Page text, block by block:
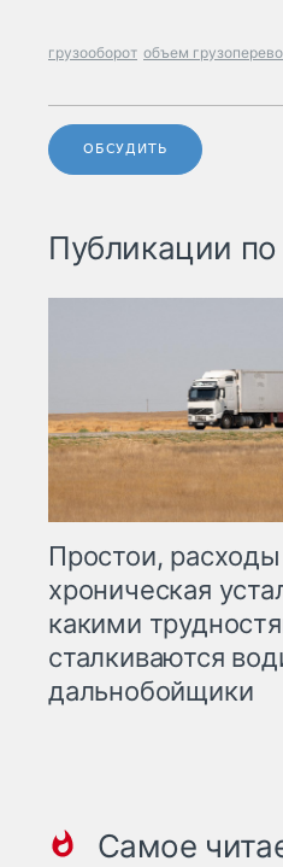
грузооборот объем
ОБСУДИТЬ
Публикации
Простои,
хроническая
какими
сталкиваются
дальнобойщики
Самое